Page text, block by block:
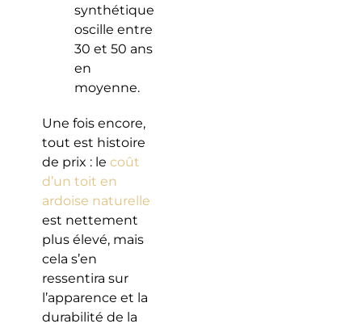
synthétique
oscille entre
30 et 50 ans
en
moyenne.
Une fois encore,
tout est histoire
de prix : le coût
d’un toit en
ardoise naturelle
est nettement
plus élevé, mais
cela s’en
ressentira sur
l’apparence et la
durabilité de la